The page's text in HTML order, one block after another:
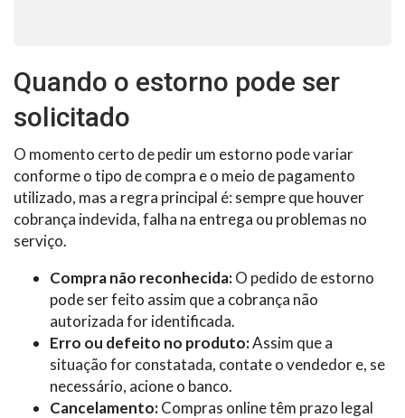
Quando o estorno pode ser
solicitado
O momento certo de pedir um estorno pode variar
conforme o tipo de compra e o meio de pagamento
utilizado, mas a regra principal é: sempre que houver
cobrança indevida, falha na entrega ou problemas no
serviço.
Compra não reconhecida:O pedido de estorno
pode ser feito assim que a cobrança não
autorizada for identificada.
Erro ou defeito no produto:Assim que a
situação for constatada, contate o vendedor e, se
necessário, acione o banco.
Cancelamento:Compras online têm prazo legal